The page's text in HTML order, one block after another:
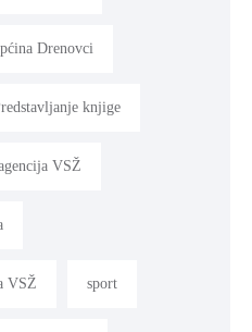
Drenovci
knjige
VSŽ
VSŽ sport